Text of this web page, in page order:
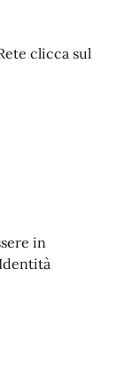
clicca sul
in